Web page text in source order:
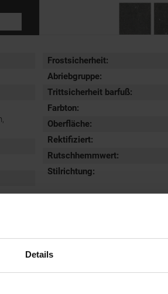
Details
Frostsicherheit:
Abriebgruppe:
Trittsicherheit barfuß:
Farbton:
Oberfläche:
Rektifiziert:
Rutschhemmwert:
Stilrichtung: